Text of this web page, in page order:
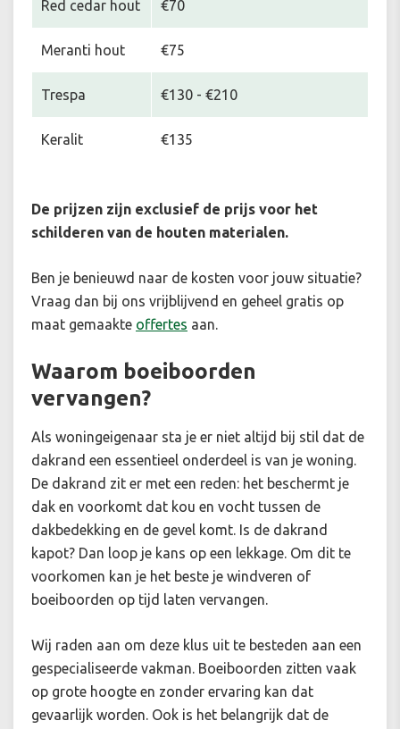
Red cedar hout €70
Meranti hout €75
Trespa €130 - €210
Keralit €135
De prijzen zijn exclusief de prijs voor het
schilderen van de houten materialen.
Ben je benieuwd naar de kosten voor jouw situatie?
Vraag dan bij ons vrijblijvend en geheel gratis op
maat gemaakte offertes aan.
Waarom boeiboorden
vervangen?
Als woningeigenaar sta je er niet altijd bij stil dat de
dakrand een essentieel onderdeel is van je woning.
De dakrand zit er met een reden: het beschermt je
dak en voorkomt dat kou en vocht tussen de
dakbedekking en de gevel komt. Is de dakrand
kapot? Dan loop je kans op een lekkage. Om dit te
voorkomen kan je het beste je windveren of
boeiboorden op tijd laten vervangen.
Wij raden aan om deze klus uit te besteden aan een
gespecialiseerde vakman. Boeiboorden zitten vaak
op grote hoogte en zonder ervaring kan dat
gevaarlijk worden. Ook is het belangrijk dat de